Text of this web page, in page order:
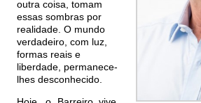
outra coisa, tomam
essas sombras por
realidade. O mundo
verdadeiro, com luz,
formas reais e
liberdade, permanece-
lhes desconhecido.